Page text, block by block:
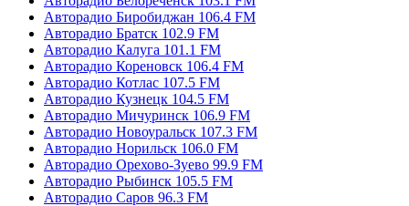
Авторадио Биробиджан 106.4 FM
Авторадио Братск 102.9 FM
Авторадио Калуга 101.1 FM
Авторадио Кореновск 106.4 FM
Авторадио Котлас 107.5 FM
Авторадио Кузнецк 104.5 FM
Авторадио Мичуринск 106.9 FM
Авторадио Новоуральск 107.3 FM
Авторадио Норильск 106.0 FM
Авторадио Орехово-Зуево 99.9 FM
Авторадио Рыбинск 105.5 FM
Авторадио Саров 96.3 FM